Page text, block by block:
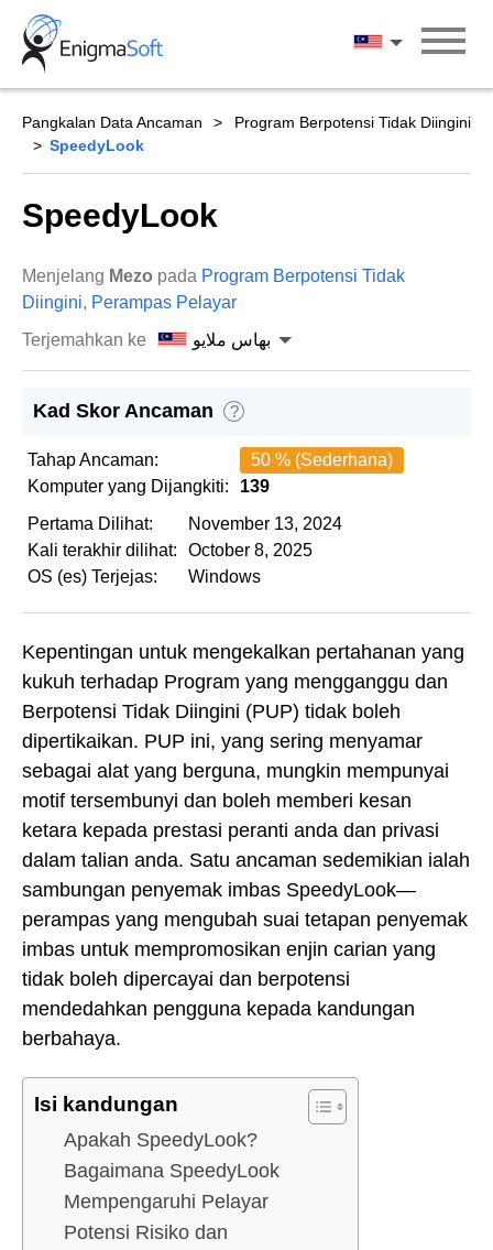
Skip
content
بهاس ملايو
Pangkalan Data Ancaman
Program Berpotensi Tidak Diingini
SpeedyLook
SpeedyLook
Menjelang Mezo pada Program Berpotensi Tidak
Diingini, Perampas Pelayar
Terjemahkan ke
بهاس ملايو
Kad Skor Ancaman ?
Tahap Ancaman:
50 % (Sederhana)
Komputer yang Dijangkiti:
139
Pertama Dilihat:
November 13, 2024
Kali terakhir dilihat:
October 8, 2025
OS (es) Terjejas:
Windows
Kepentingan untuk mengekalkan pertahanan yang
kukuh terhadap Program yang mengganggu dan
Berpotensi Tidak Diingini (PUP) tidak boleh
dipertikaikan. PUP ini, yang sering menyamar
sebagai alat yang berguna, mungkin mempunyai
motif tersembunyi dan boleh memberi kesan
ketara kepada prestasi peranti anda dan privasi
dalam talian anda. Satu ancaman sedemikian ialah
sambungan penyemak imbas SpeedyLook—
perampas yang mengubah suai tetapan penyemak
imbas untuk mempromosikan enjin carian yang
tidak boleh dipercayai dan berpotensi
mendedahkan pengguna kepada kandungan
berbahaya.
Isi kandungan
Apakah SpeedyLook?
Bagaimana SpeedyLook
Mempengaruhi Pelayar
Potensi Risiko dan